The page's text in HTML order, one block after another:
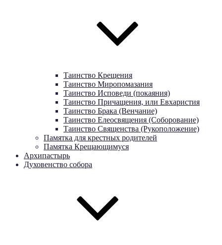
Таинство Крещения
Таинство Миропомазания
Таинство Исповеди (покаяния)
Таинство Причащения, или Евхаристия
Таинство Брака (Венчание)
Таинство Елеосвящения (Соборование)
Таинство Священства (Рукоположение)
Памятка для крестных родителей
Памятка Крещающимуся
Архипастырь
Духовенство собора